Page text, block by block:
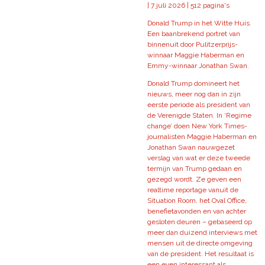
7 juli 2026 | 512 pagina's
Donald Trump in het Witte Huis.
Een baanbrekend portret van
binnenuit door Pulitzerprijs-
winnaar Maggie Haberman en
Emmy-winnaar Jonathan Swan.
Donald Trump domineert het
nieuws, meer nog dan in zijn
eerste periode als president van
de Verenigde Staten. In ‘Regime
change’ doen New York Times-
journalisten Maggie Haberman en
Jonathan Swan nauwgezet
verslag van wat er deze tweede
termijn van Trump gedaan en
gezegd wordt. Ze geven een
realtime reportage vanuit de
Situation Room, het Oval Office,
benefietavonden en van achter
gesloten deuren – gebaseerd op
meer dan duizend interviews met
mensen uit de directe omgeving
van de president. Het resultaat is